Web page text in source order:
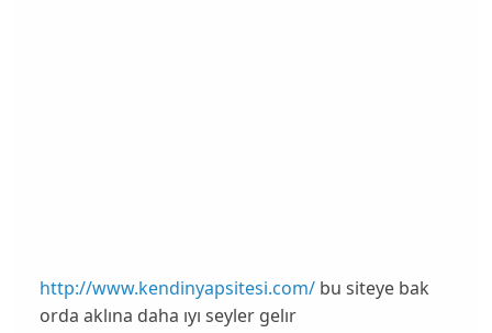
http://www.kendinyapsitesi.com/bu siteye bak
orda aklına daha ıyı seyler gelır